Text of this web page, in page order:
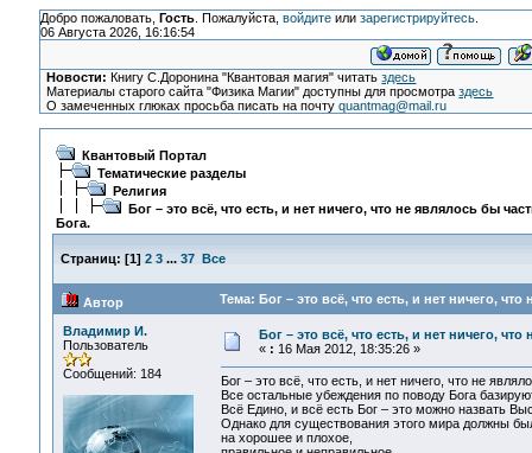
Добро пожаловать, Гость. Пожалуйста, войдитеили зарегистрируйтесь.
06 Августа 2026, 16:16:54
Новости: Книгу С.Доронина "Квантовая магия" читатьздесь
Материалы старого сайта "Физика Магии" доступны для просмотраздесь
О замеченных глюках просьба писать на почтуquantmag@mail.ru
Квантовый Портал
Тематические разделы
Религия
Бог – это всё, что есть, и нет ничего, что не являлось бы
Бога.
Страниц: [1] 2 3 ... 37 Все
Автор Тема: Бог – это всё, что есть, и нет ничего,
Владимир И.
Пользователь
Сообщений: 184
Бог – это всё, что есть, и нет ничего,
« : 16 Мая 2012, 18:35:26 »
Бог – это всё, что есть, и нет ничего, что не
Все остальные убеждения по поводу Бога
Всё Едино, и всё есть Бог – это можно назвать
Однако для существования этого мира должны
на хорошее и плохое,